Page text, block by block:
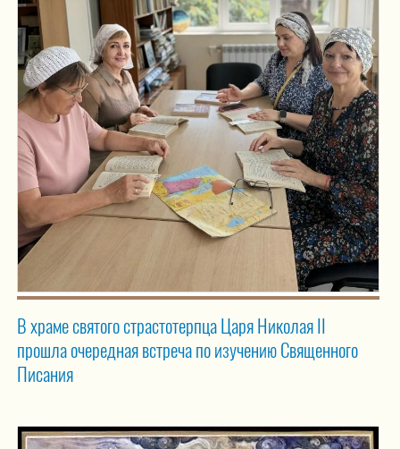
В храме святого страстотерпца Царя Николая II
прошла очередная встреча по изучению Священного
Писания